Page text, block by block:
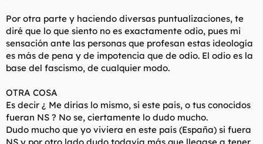
Por otra parte y haciendo diversas puntualizaciones, te
diré que lo que siento no es exactamente odio, pues mi
sensación ante las personas que profesan estas ideología
es más de pena y de impotencia que de odio. El odio es la
base del fascismo, de cualquier modo.
OTRA COSA
Es decir ¿ Me dirias lo mismo, si este pais, o tus conocidos
fueran NS ? No se, ciertamente lo dudo mucho.
Dudo mucho que yo viviera en este país (España) si fuera
NS y por otro lado dudo todavía más que llegase a tener